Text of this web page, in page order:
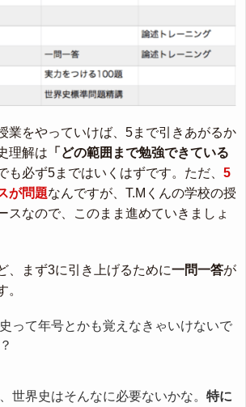
業をやっていけば、5まで引きあがるか
理解は 「どの範囲まで勉強できている
も必ず5まではいくはずです。ただ、 5
が問題なんですが、T.Mくんの学校の授
スなので、このまま進めていきましょ
、まず3に引き上げるために一問一答が
。
って年号とかも覚えなきゃいけないで
世界史はそんなに必要ないかな。 特に